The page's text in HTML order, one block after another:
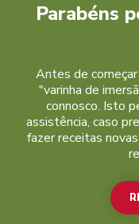
Parabéns
Antes de
"varinha de
connosco. Isto
assistência, caso
fazer receitas